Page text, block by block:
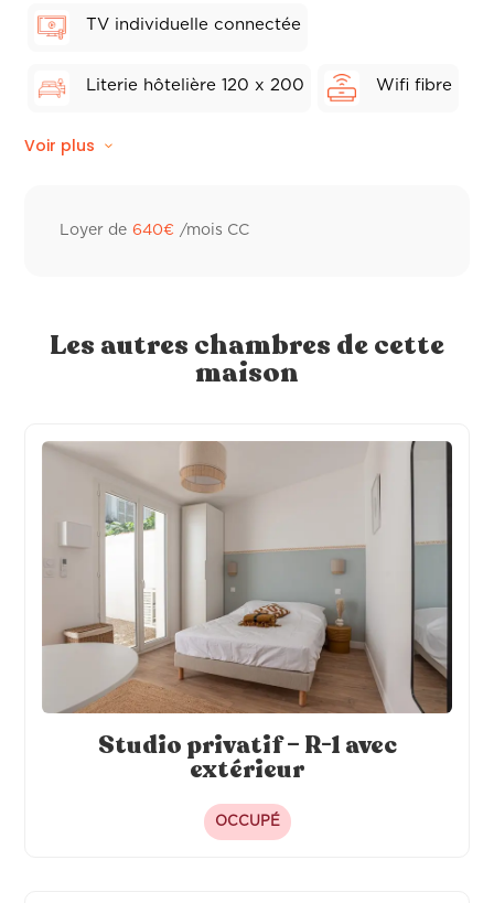
TV individuelle connectée
Literie hôtelière 120 x 200 Wifi fibre
Linge de lit
Voir plus
Loyer de 640€ /mois CC
Les autres chambres de cette
maison
Studio privatif – R-1 avec
extérieur
OCCUPÉ